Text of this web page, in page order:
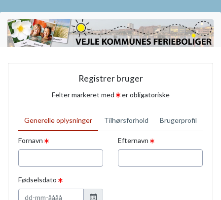
Registrer bruger
Felter markeret med er obligatoriske
Generelle oplysninger Tilhørsforhold Brugerprofil
Fornavn Efternavn
Fødselsdato